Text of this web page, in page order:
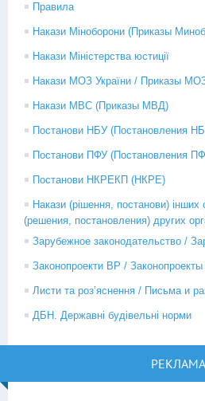
Правила
Накази Міноборони (Приказы
Накази Міністерства юстиції
Накази МОЗ України / Приказы
Накази МВС (Приказы МВД)
Постанови НБУ (Постановления
Постанови ПФУ (Постановления
Постанови НКРЕКП (НКРЕ)
Накази (рішення, постанови) інших
(решения, постановления) других
Зарубежное законодательство /
Законопроекти ВР /
Листи та роз’яснення / Письма и
ДБН. Державні будівельні норми
РЕКЛАМА